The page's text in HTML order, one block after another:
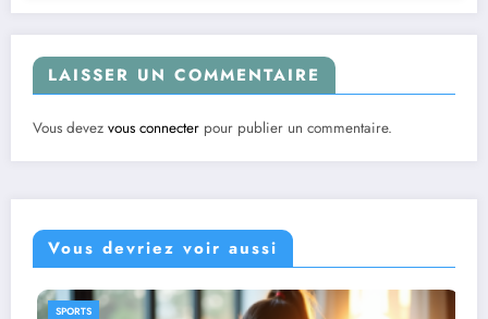
LAISSER UN COMMENTAIRE
Vous devez vous connecter pour publier un commentaire.
Vous devriez voir aussi